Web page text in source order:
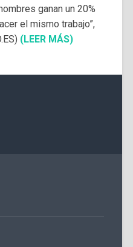
ganan un 20%
el mismo trabajo”,
(LEER MÁS)